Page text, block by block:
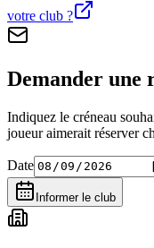
votre club ?
Demander une
Indiquez le créneau
joueur aimerait réserver
Date
Informer le club